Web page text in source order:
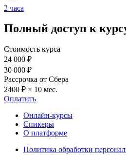
2 часа
Полный доступ к
Стоимость курса
24 000 ₽
30 000 ₽
Рассрочка от Сбера
2400 ₽ × 10 мес.
Оплатить
Онлайн-курсы
Спикеры
О платформе
Политика обработки